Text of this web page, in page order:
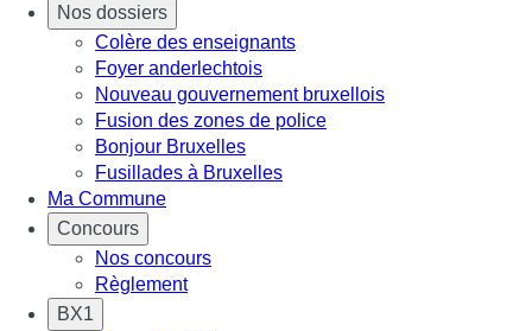
Nos dossiers
Colère des enseignants
Foyer anderlechtois
Nouveau gouvernement bruxellois
Fusion des zones de police
Bonjour Bruxelles
Fusillades à Bruxelles
Ma Commune
Concours
Nos concours
Règlement
BX1